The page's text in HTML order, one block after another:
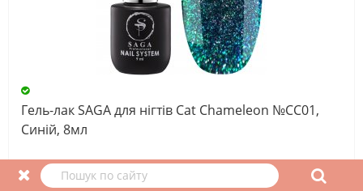
Гель-лак SAGA для нігтів Cat Chameleon №СС01,
Синій, 8мл
190.00 грн.
152.00 грн.